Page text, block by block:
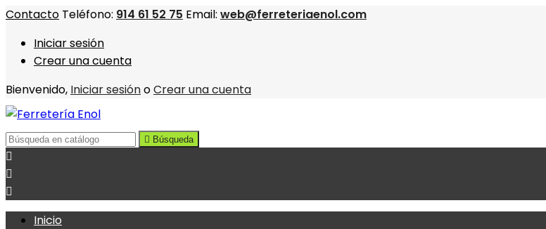
Contacto Teléfono: 914 61 52 75 Email: web@ferreteriaenol.com
Iniciar sesión
Crear una cuenta
Bienvenido, Iniciar sesiónoCrear una cuenta
 Búsqueda



Inicio